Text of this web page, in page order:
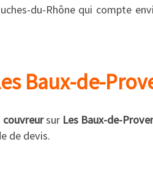
du-Rhône qui compte
Baux-de-
couvreursur Les Baux-de-
de devis.